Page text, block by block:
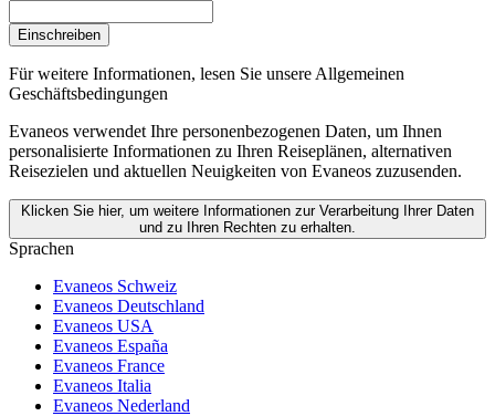
Einschreiben
Für weitere Informationen, lesen Sie unsere Allgemeinen
Geschäftsbedingungen
Evaneos verwendet Ihre personenbezogenen Daten, um Ihnen
personalisierte Informationen zu Ihren Reiseplänen, alternativen
Reisezielen und aktuellen Neuigkeiten von Evaneos zuzusenden.
Klicken Sie hier, um weitere Informationen zur Verarbeitung Ihrer Daten
und zu Ihren Rechten zu erhalten.
Sprachen
Evaneos Schweiz
Evaneos Deutschland
Evaneos USA
Evaneos España
Evaneos France
Evaneos Italia
Evaneos Nederland